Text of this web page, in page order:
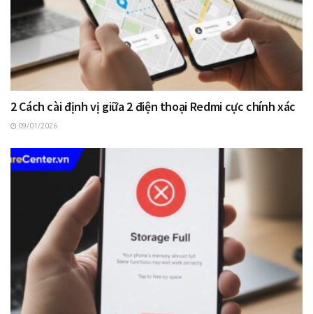
2 Cách cài định vị giữa 2 điện thoại Redmi cực chính xác
09/01/2026